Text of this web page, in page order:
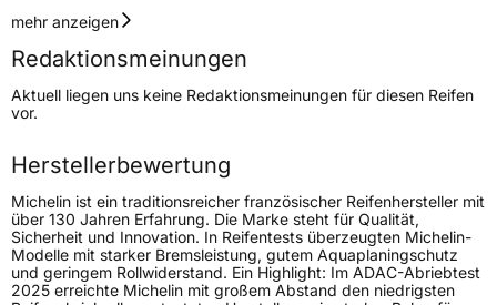
Geschwindigkeitsindex
Höchstgeschwindigkeit
300 km/h
Lastindex94
Höchstlast670 kg
Gewicht (in kg)
11,59 kg
Generelle Merkmale
FahrzeugtypPKW
mehr anzeigen
Redaktionsmeinungen
Aktuell liegen uns keine Redaktionsmeinungen für diesen Reifen
vor.
Herstellerbewertung
Michelin ist ein traditionsreicher französischer Reifenhersteller mit
über 130 Jahren Erfahrung. Die Marke steht für Qualität,
Sicherheit und Innovation. In Reifentests überzeugten Michelin-
Modelle mit starker Bremsleistung, gutem Aquaplaningschutz
und geringem Rollwiderstand. Ein Highlight: Im ADAC-Abriebtest
2025 erreichte Michelin mit großem Abstand den niedrigsten